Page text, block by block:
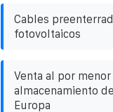
Cables
fotovoltaicos
Venta al por
almacenamiento
Europa